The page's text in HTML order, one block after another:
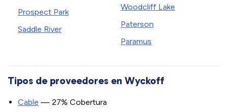
Prospect Park
Saddle River
Woodcliff Lake
Paterson
Paramus
Tipos de proveedores en Wyckoff
Cable — 27% Cobertura